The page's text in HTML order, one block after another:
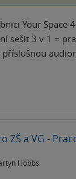
Your
sešit 3 v 1 =
ZŠ a VG -
Hobbs